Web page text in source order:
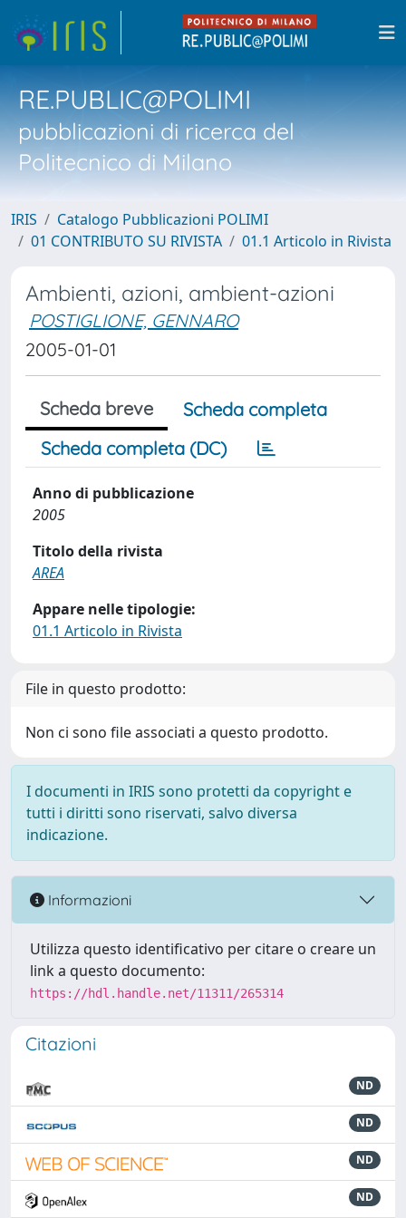
RE.PUBLIC@POLIMI
pubblicazioni di ricerca del
Politecnico di Milano
IRIS
Catalogo Pubblicazioni POLIMI
01 CONTRIBUTO SU RIVISTA
01.1 Articolo in Rivista
Ambienti, azioni, ambient-azioni
POSTIGLIONE, GENNARO
2005-01-01
Scheda breve
Scheda completa
Scheda completa (DC)
Anno di pubblicazione
2005
Titolo della rivista
AREA
Appare nelle tipologie:
01.1 Articolo in Rivista
File in questo prodotto:
Non ci sono file associati a questo prodotto.
I documenti in IRIS sono protetti da copyright e
tutti i diritti sono riservati, salvo diversa
indicazione.
Informazioni
Utilizza questo identificativo per citare o creare un
link a questo documento:
https://hdl.handle.net/11311/265314
Citazioni
ND
ND
ND
ND